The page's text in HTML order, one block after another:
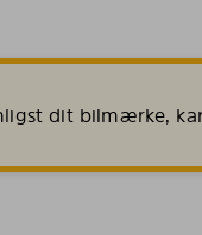
dit bilmærke,